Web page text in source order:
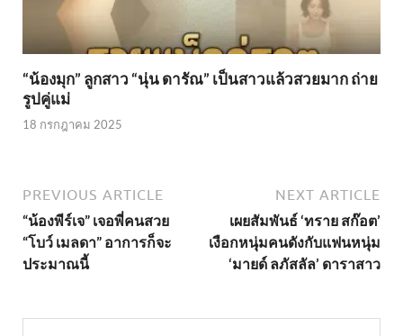
“น้องมุก” ลูกสาว “นุ่น ดารัณ” เป็นสาวแล้วสวยมาก ถ่าย
รูปคู่แม่
18 กรกฎาคม 2025
PREVIOUS ARTICLE
“น้องพีร์เจ” เจอพี่คนสวย
“โบว์ เมลดา” อาการก็จะ
ประมาณนี้
NEXT ARTICLE
เผยสัมพันธ์ ‘ทราย สก๊อต’
เงือกหนุ่มคนดังกับแฟนหนุ่ม
‘มายด์ ลภัสลัล’ ดาราสาว